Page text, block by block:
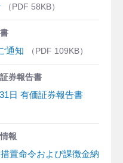
58KB
通知 109KB
券報告書
日 有価証券報告書
報
置命令および課徴金納